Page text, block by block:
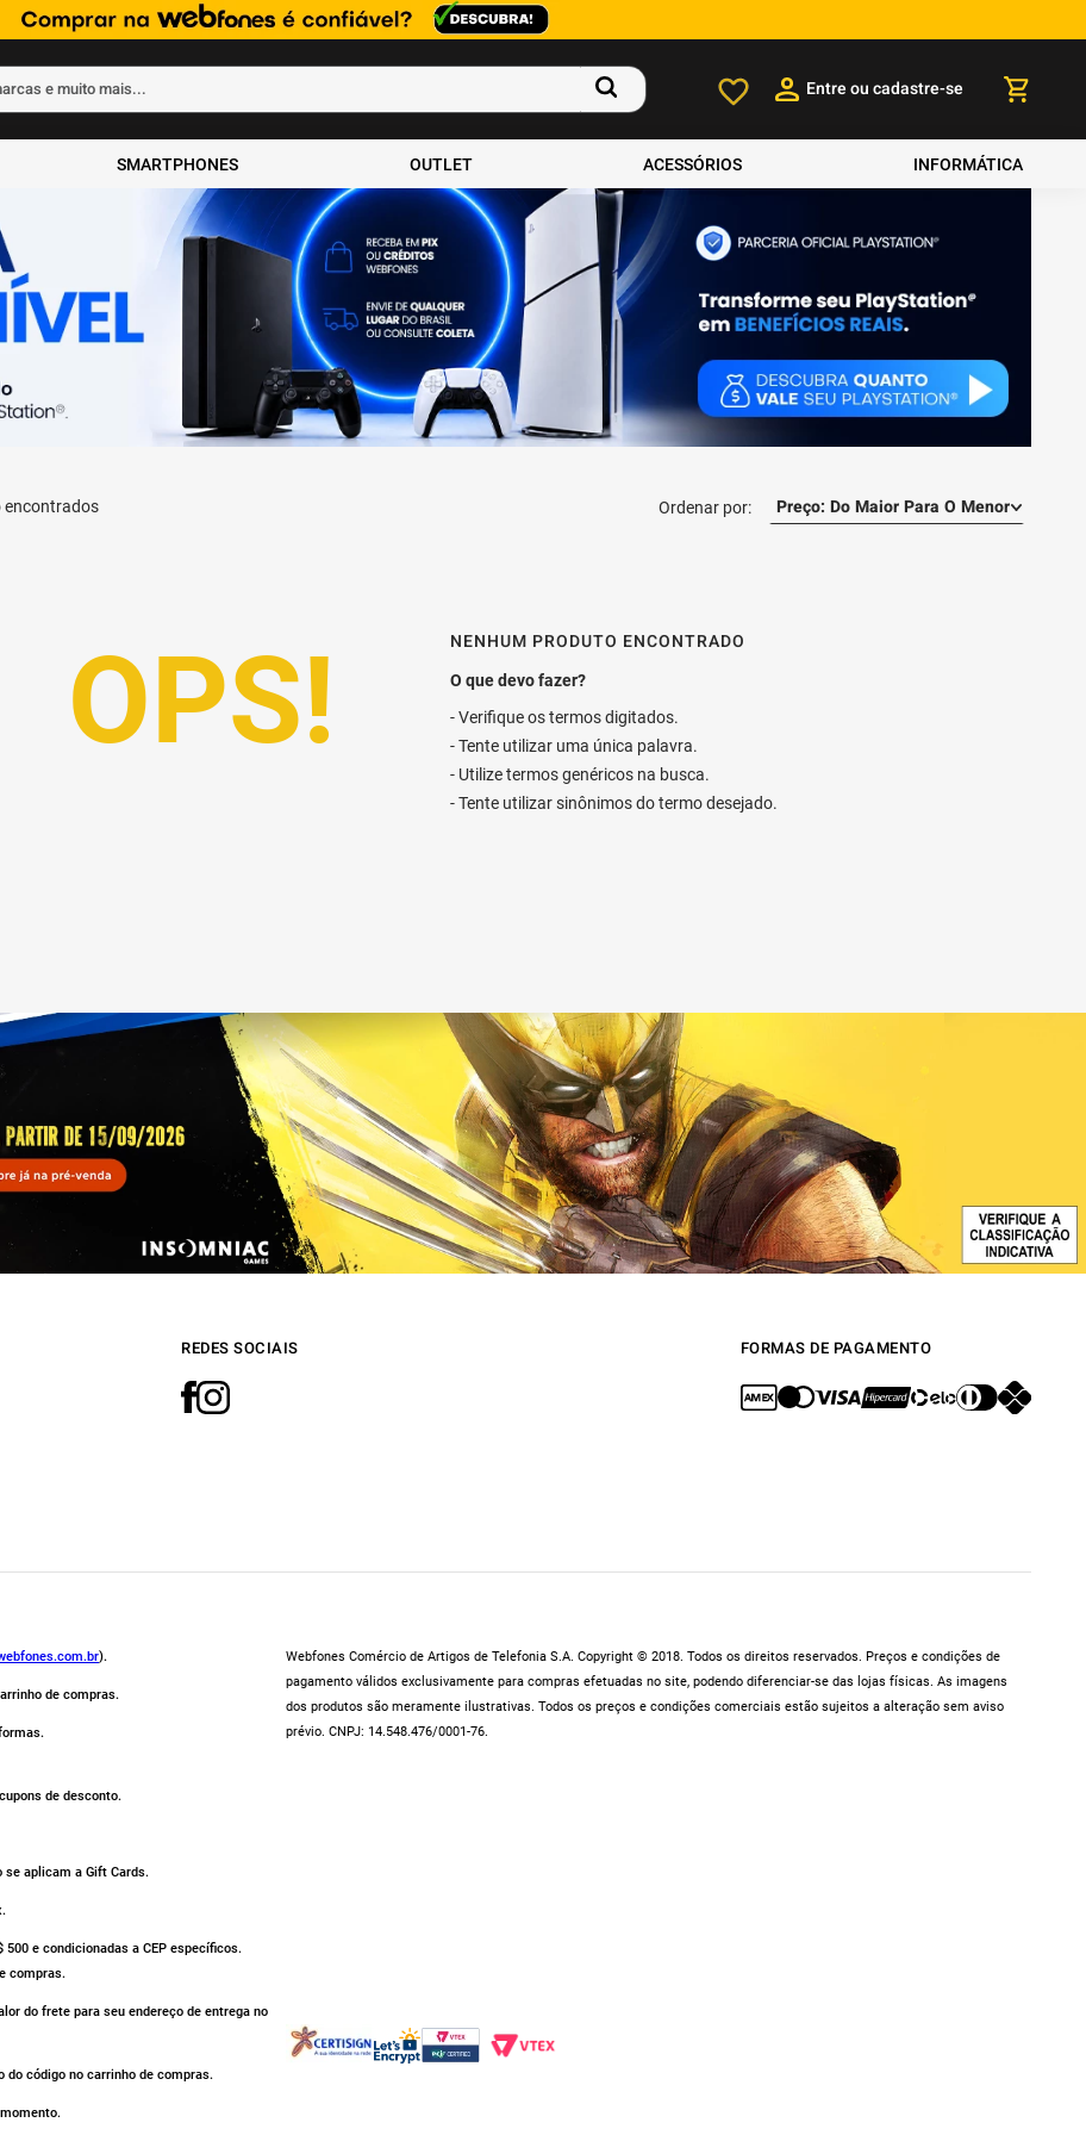
e muito mais...
Entre ou cadastre-se
SMARTPHONES OUTLET ACESSÓRIOS INFORMÁTICA
Preço: Do Maior Para O Menor
NENHUM PRODUTO ENCONTRADO
Verifique os termos digitados.
Tente utilizar uma única palavra.
Utilize termos genéricos na busca.
Tente utilizar sinônimos do termo desejado.
REDES SOCIAIS FORMAS DE PAGAMENTO
).
de compras.
de desconto.
se aplicam a Gift Cards.
e condicionadas a CEP específicos.
compras.
do frete para seu endereço de entrega no
do código no carrinho de compras.
Webfones Comércio de Artigos de Telefonia S.A. Copyright © 2018. Todos os direitos reservados. Preços e condições de
pagamento válidos exclusivamente para compras efetuadas no site, podendo diferenciar-se das lojas físicas. As imagens
dos produtos são meramente ilustrativas. Todos os preços e condições comerciais estão sujeitos a alteração sem aviso
prévio. CNPJ: 14.548.476/0001-76.